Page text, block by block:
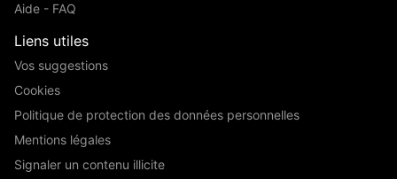
Aide - FAQ
Liens utiles
Vos suggestions
Cookies
Politique de protection des données personnelles
Mentions légales
Signaler un contenu illicite